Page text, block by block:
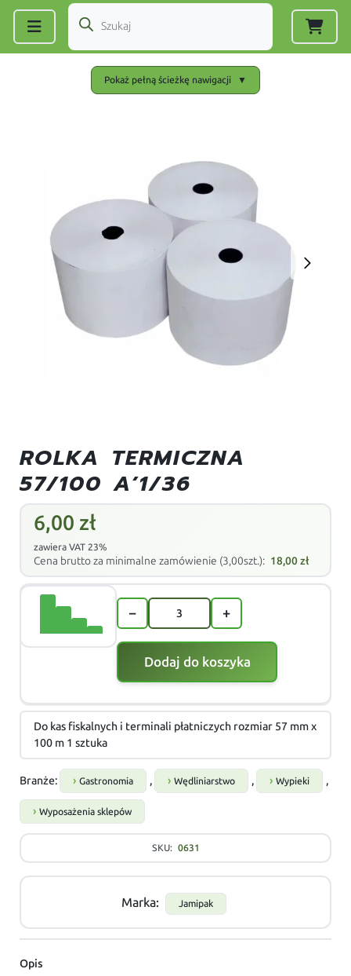
Pokaż pełną ścieżkę nawigacji ▼
ROLKA TERMICZNA
57/100 A’1/36
6,00 zł
zawiera VAT 23%
Cena brutto za minimalne zamówienie (3,00szt.): 18,00zł
− +
Dodaj do koszyka
Do kas fiskalnych i terminali płatniczych rozmiar 57 mm x
100 m 1 sztuka
Branże: Gastronomia , Wędliniarstwo , Wypieki ,
Wyposażenia sklepów
SKU: 0631
Marka: Jamipak
Opis